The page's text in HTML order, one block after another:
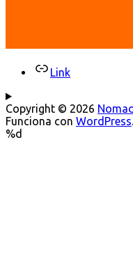
Link
Copyright © 2026
Funciona con WordPress.
%d